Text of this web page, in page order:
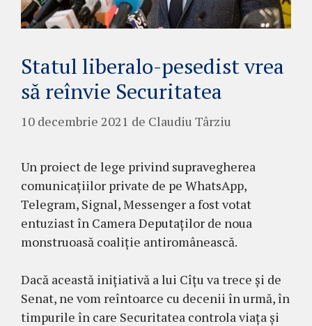
Statul liberalo-pesedist vrea
să reînvie Securitatea
10 decembrie 2021 de Claudiu Târziu
Un proiect de lege privind supravegherea
comunicațiilor private de pe WhatsApp,
Telegram, Signal, Messenger a fost votat
entuziast în Camera Deputaților de noua
monstruoasă coaliție antiromânească.
Dacă această inițiativă a lui Cîțu va trece și de
Senat, ne vom reîntoarce cu decenii în urmă, în
timpurile în care Securitatea controla viața și